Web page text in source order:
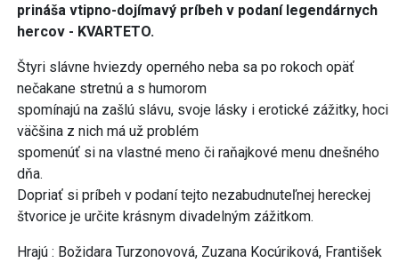
prináša vtipno-dojímavý príbeh v podaní legendárnych
hercov - KVARTETO.
Štyri slávne hviezdy operného neba sa po rokoch opäť
nečakane stretnú a s humorom
spomínajú na zašlú slávu, svoje lásky i erotické zážitky, hoci
väčšina z nich má už problém
spomenúť si na vlastné meno či raňajkové menu dnešného
dňa.
Dopriať si príbeh v podaní tejto nezabudnuteľnej hereckej
štvorice je určite krásnym divadelným zážitkom.
Hrajú : Božidara Turzonovová, Zuzana Kocúriková, František